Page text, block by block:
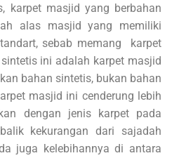
karpet masjid yang berbahan
alas masjid yang memiliki
sebab memang karpet
ini adalah karpet masjid
bahan sintetis, bukan bahan
masjid ini cenderung lebih
dengan jenis karpet pada
kekurangan dari sajadah
juga kelebihannya di antara